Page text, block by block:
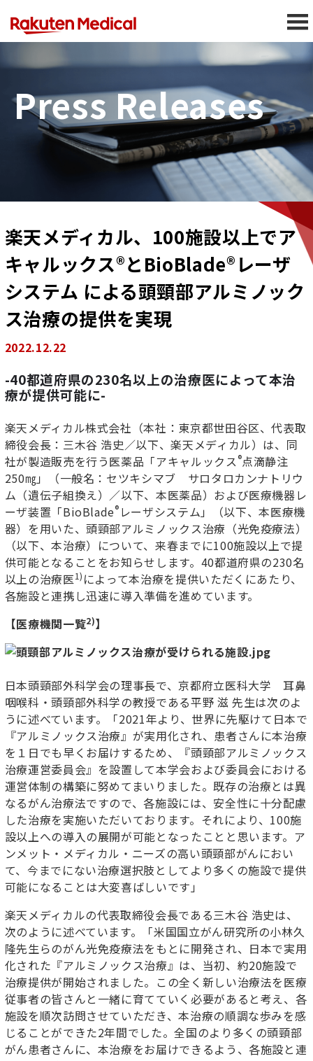
Press Releases
楽天メディカル、100施設以上でア
キャルックス®とBioBlade®レーザ
システム による頭頸部アルミノック
ス治療の提供を実現
2022.12.22
-40都道府県の230名以上の治療医によって本治
療が提供可能に-
楽天メディカル株式会社（本社：東京都世田谷区、代表取
締役会長：三木谷 浩史／以下、楽天メディカル）は、同
社が製造販売を行う医薬品「アキャルックス®点滴静注
250㎎」（一般名：セツキシマブ サロタロカンナトリウ
ム（遺伝子組換え）／以下、本医薬品）および医療機器レ
ーザ装置「BioBlade® レーザシステム」（以下、本医療機
器）を用いた、頭頸部アルミノックス治療（光免疫療法）
（以下、本治療）について、来春までに100施設以上で提
供可能となることをお知らせします。40都道府県の230名
以上の治療医1) によって本治療を提供いただくにあたり、
各施設と連携し迅速に導入準備を進めています。
【医療機関一覧2)】
日本頭頸部外科学会の理事長で、京都府立医科大学 耳鼻
咽喉科・頭頸部外科学の教授である平野 滋 先生は次のよ
うに述べています。「2021年より、世界に先駆けて日本で
『アルミノックス治療』が実用化され、患者さんに本治療
を１日でも早くお届けするため、『頭頸部アルミノックス
治療運営委員会』を設置して本学会および委員会における
運営体制の構築に努めてまいりました。既存の治療とは異
なるがん治療法ですので、各施設には、安全性に十分配慮
した治療を実施いただいております。それにより、100施
設以上への導入の展開が可能となったことと思います。ア
ンメット・メディカル・ニーズの高い頭頸部がんにおい
て、今までにない治療選択肢としてより多くの施設で提供
可能になることは大変喜ばしいです」
楽天メディカルの代表取締役会長である三木谷 浩史は、
次のように述べています。「米国国立がん研究所の小林久
隆先生らのがん光免疫療法をもとに開発され、日本で実用
化された『アルミノックス治療』は、当初、約20施設で
治療提供が開始されました。この全く新しい治療法を医療
従事者の皆さんと一緒に育てていく必要があると考え、各
施設を順次訪問させていただき、本治療の順調な歩みを感
じることができた2年間でした。全国のより多くの頭頸部
がん患者さんに、本治療をお届けできるよう、各施設と連